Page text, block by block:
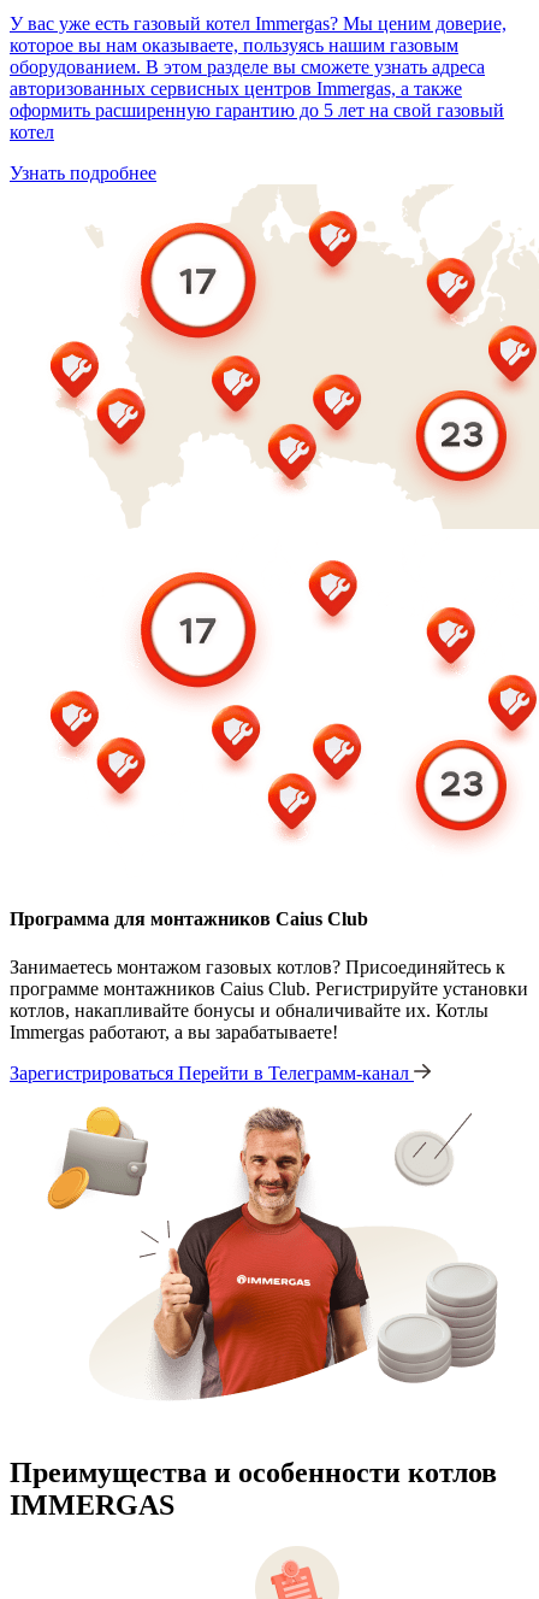
У вас уже есть газовый котел Immergas? Мы ценим доверие,
которое вы нам оказываете, пользуясь нашим газовым
оборудованием. В этом разделе вы сможете узнать адреса
авторизованных сервисных центров Immergas, а также
оформить расширенную гарантию до 5 лет на свой газовый
котел
Узнать подробнее
Программа для монтажников Caius Club
Занимаетесь монтажом газовых котлов? Присоединяйтесь к
программе монтажников Caius Club. Регистрируйте установки
котлов, накапливайте бонусы и обналичивайте их. Котлы
Immergas работают, а вы зарабатываете!
Зарегистрироваться Перейти в Телеграмм-канал
Преимущества и особенности котлов
IMMERGAS